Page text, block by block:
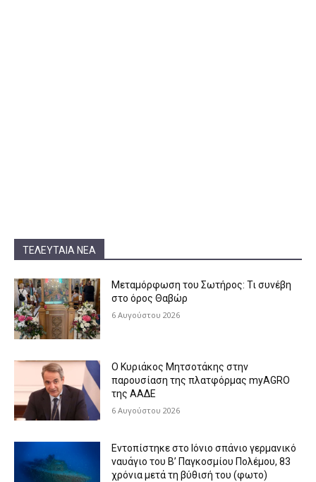
ΤΕΛΕΥΤΑΊΑ ΝΈΑ
Μεταμόρφωση του Σωτήρος: Τι συνέβη
στο όρος Θαβώρ
6 Αυγούστου 2026
Ο Κυριάκος Μητσοτάκης στην
παρουσίαση της πλατφόρμας myAGRO
της ΑΑΔΕ
6 Αυγούστου 2026
Εντοπίστηκε στο Ιόνιο σπάνιο γερμανικό
ναυάγιο του Β’ Παγκοσμίου Πολέμου, 83
χρόνια μετά τη βύθισή του (φωτο)